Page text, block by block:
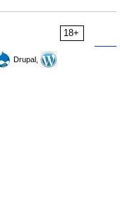
18+
Drupal,